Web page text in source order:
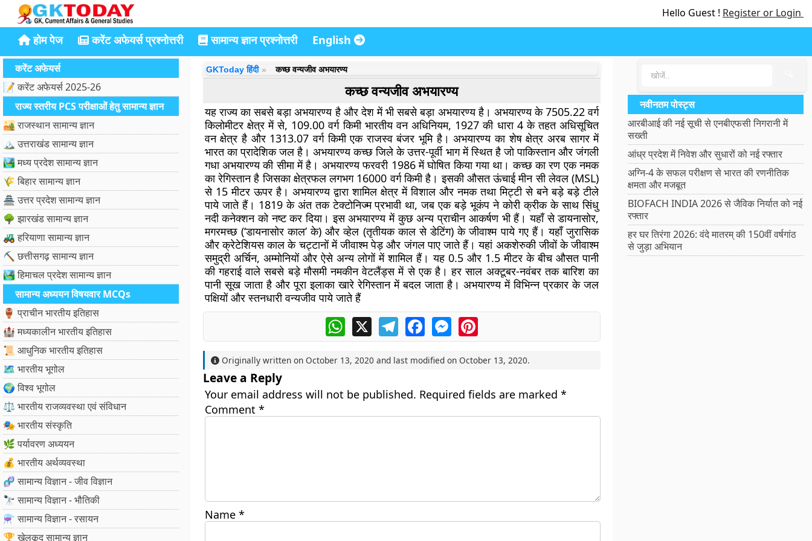
Hello Guest ! Register or Login
होम पेज करेंट अफेयर्स प्रश्नोत्तरी सामान्य ज्ञान प्रश्नोत्तरी English
करेंट अफेयर्स
📝 करेंट अफेयर्स 2025-26
राज्य स्तरीय PCS परीक्षाओं हेतु सामान्य ज्ञान
🏜️ राजस्थान सामान्य ज्ञान
🏔️ उत्तराखंड सामान्य ज्ञान
🏞️ मध्य प्रदेश सामान्य ज्ञान
🌾 बिहार सामान्य ज्ञान
🏯 उत्तर प्रदेश सामान्य ज्ञान
🌳 झारखंड सामान्य ज्ञान
🚜 हरियाणा सामान्य ज्ञान
⛏️ छत्तीसगढ़ सामान्य ज्ञान
🏞️ हिमाचल प्रदेश सामान्य ज्ञान
सामान्य अध्ययन विषयवार MCQs
🏺 प्राचीन भारतीय इतिहास
🏰 मध्यकालीन भारतीय इतिहास
📜 आधुनिक भारतीय इतिहास
🗺️ भारतीय भूगोल
🌍 विश्व भूगोल
⚖️ भारतीय राजव्यवस्था एवं संविधान
🎭 भारतीय संस्कृति
🌿 पर्यावरण अध्ययन
💰 भारतीय अर्थव्यवस्था
🧬 सामान्य विज्ञान - जीव विज्ञान
🔭 सामान्य विज्ञान - भौतिकी
⚗️ सामान्य विज्ञान - रसायन
🏆 खेलकूद सामान्य ज्ञान
GKToday हिंदी कच्छ वन्यजीव अभयारण्य
कच्छ वन्यजीव अभयारण्य
यह राज्य का सबसे बड़ा अभयारण्य है और देश में भी सबसे बड़ा अभयारण्य है। अभयारण्य के 7505.22 वर्ग
किलोमीटर क्षेत्र में से, 109.00 वर्ग किमी भारतीय वन अधिनियम, 1927 की धारा 4 के तहत अधिसूचित
वन क्षेत्र है और 1313.07 वर्ग किमी एक राजस्व बंजर भूमि है। अभयारण्य का शेष क्षेत्र अरब सागर में
भारत का प्रादेशिक जल है। अभयारण्य कच्छ जिले के उत्तर-पूर्वी भाग में स्थित है जो पाकिस्तान और जंगली
गधा अभयारण्य की सीमा में है। अभयारण्य फरवरी 1986 में घोषित किया गया था। कच्छ का रण एक नमक
का रेगिस्तान है जिसका क्षेत्रफल लगभग 16000 वर्ग किमी है। इसकी औसत ऊंचाई मीन सी लेवल (MSL)
से 15 मीटर ऊपर है। अभयारण्य द्वारा शामिल क्षेत्र में विशाल और नमक तथा मिट्टी से बने बड़े बड़े टीले
पाये जाते हैं। 1819 के अंत तक टेक्टोनिज्म प्रभावी था, जब एक बड़े भूकंप ने कोरी क्रीक के साथ सिंधु
नदी कनेक्शन को नष्ट कर दिया। इस अभयारण्य में कुछ अन्य प्राचीन आकर्षण भी हैं। यहाँ से डायनासोर,
मगरमच्छ (‘डायनासोर काल’ के) और व्हेल (तृतीयक काल से डेटिंग) के जीवाश्म पाये गए हैं। यहाँ जुरासिक
और क्रेटेशियस काल के चट्टानों में जीवाश्म पेड़ और जंगल पाए जाते हैं। यहां अकशेरुकी जीवों के जीवाश्म
समुद्री अर्चिन, अम्मोनियों और ऐसे अन्य लोगों में शामिल हैं। यह 0.5 और 1.5 मीटर के बीच औसत पानी
की गहराई वाले सबसे बड़े मौसमी नमकीन वेटलैंड्स में से एक है। हर साल अक्टूबर-नवंबर तक बारिश का
पानी सूख जाता है और पूरा इलाका खारे रेगिस्तान में बदल जाता है। अभयारण्य में विभिन्न प्रकार के जल
पक्षियों और स्तनधारी वन्यजीव पाये जाते हैं
WhatsApp
X TelegramFacebookMessengerPinterest
Originally written on October 13, 2020 and last modified on October 13, 2020.
Leave a Reply
Your email address will not be published. Required fields are marked *
Comment *
Name *
नवीनतम पोस्ट्स
आरबीआई की नई सूची से एनबीएफसी निगरानी में
सख्ती
आंध्र प्रदेश में निवेश और सुधारों को नई रफ्तार
अग्नि-4 के सफल परीक्षण से भारत की रणनीतिक
क्षमता और मजबूत
BIOFACH INDIA 2026 से जैविक निर्यात को नई
रफ्तार
हर घर तिरंगा 2026: वंदे मातरम् की 150वीं वर्षगांठ
से जुड़ा अभियान